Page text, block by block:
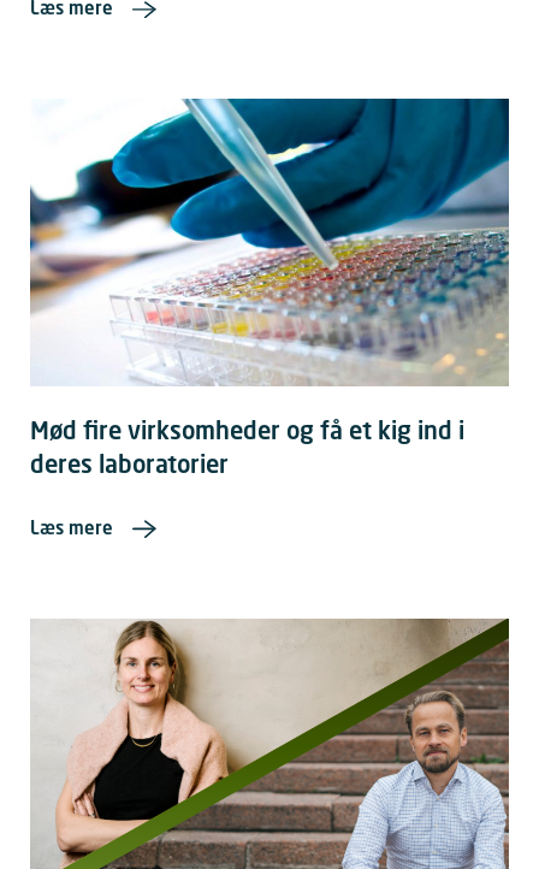
Læs mere
Mød fire virksomheder og få et kig ind i
deres laboratorier
Læs mere